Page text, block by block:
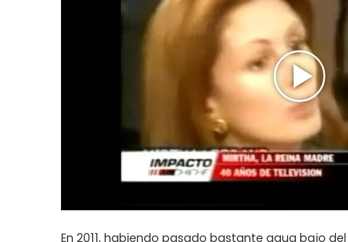
En 2011, habiendo pasado bastante agua bajo